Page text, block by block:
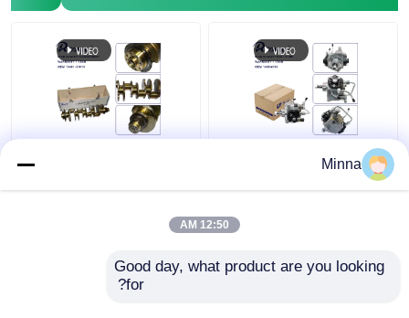
29400-2340 294000-
حقن الوقود لميتسوبيشي
تريتون L200 2.4L 4N15
Minna
12:50 AM
Good day, what product are you looking
for?